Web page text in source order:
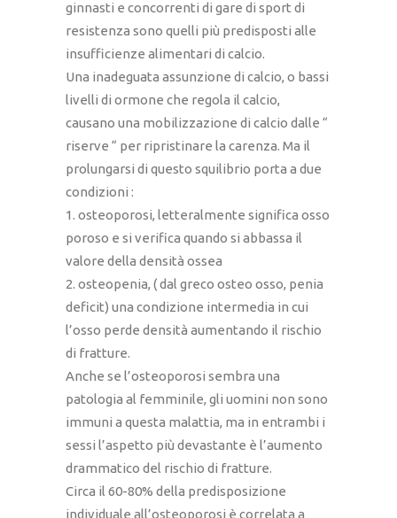
ginnasti e concorrenti di gare di sport di
resistenza sono quelli più predisposti alle
insufficienze alimentari di calcio.
Una inadeguata assunzione di calcio, o bassi
livelli di ormone che regola il calcio,
causano una mobilizzazione di calcio dalle “
riserve “ per ripristinare la carenza. Ma il
prolungarsi di questo squilibrio porta a due
condizioni :
1. osteoporosi, letteralmente significa osso
poroso e si verifica quando si abbassa il
valore della densità ossea
2. osteopenia, ( dal greco osteo osso, penia
deficit) una condizione intermedia in cui
l’osso perde densità aumentando il rischio
di fratture.
Anche se l’osteoporosi sembra una
patologia al femminile, gli uomini non sono
immuni a questa malattia, ma in entrambi i
sessi l’aspetto più devastante è l’aumento
drammatico del rischio di fratture.
Circa il 60-80% della predisposizione
individuale all’osteoporosi è correlata a